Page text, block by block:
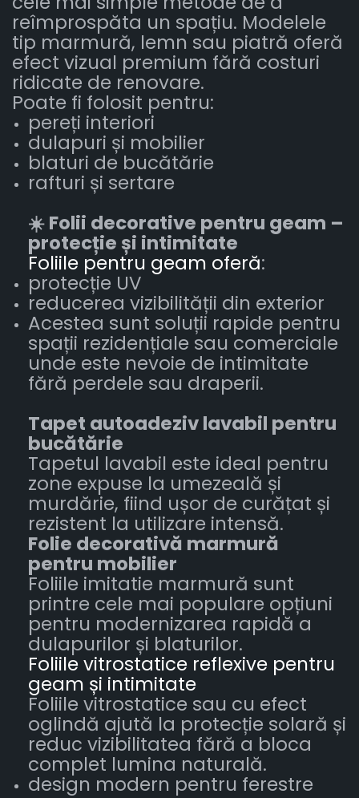
reîmprospăta un spațiu. Modelele
tip marmură, lemn sau piatră oferă
efect vizual premium fără costuri
ridicate de renovare.
Poate fi folosit pentru:
pereți interiori
dulapuri și mobilier
blaturi de bucătărie
rafturi și sertare
☀️ Folii decorative pentru geam –
protecție și intimitate
Foliile pentru geam oferă:
protecție UV
reducerea vizibilității din exterior
Acestea sunt soluții rapide pentru
spații rezidențiale sau comerciale
unde este nevoie de intimitate
fără perdele sau draperii.
Tapet autoadeziv lavabil pentru
bucătărie
Tapetul lavabil este ideal pentru
zone expuse la umezeală și
murdărie, fiind ușor de curățat și
rezistent la utilizare intensă.
Folie decorativă marmură
pentru mobilier
Foliile imitatie marmură sunt
printre cele mai populare opțiuni
pentru modernizarea rapidă a
dulapurilor și blaturilor.
Foliile vitrostatice reflexive pentru
geam și intimitate
Foliile vitrostatice sau cu efect
oglindă ajută la protecție solară și
reduc vizibilitatea fără a bloca
complet lumina naturală.
design modern pentru ferestre